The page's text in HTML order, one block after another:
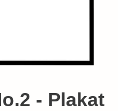
- Plakat